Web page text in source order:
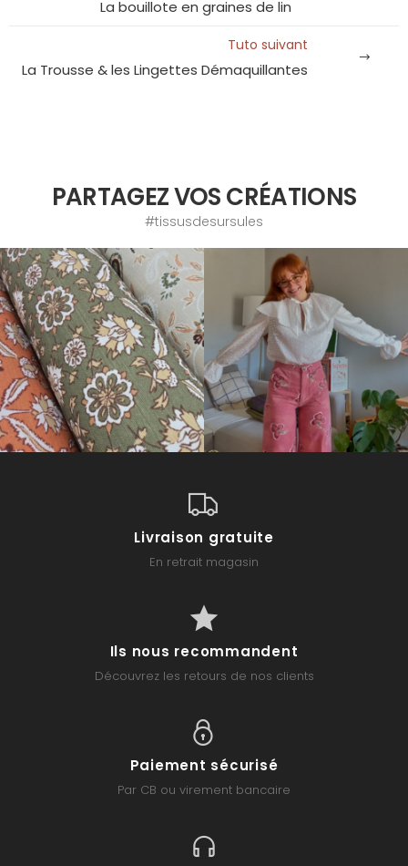
La bouillote en graines de lin
Tuto suivant
La Trousse & les Lingettes Démaquillantes
PARTAGEZ VOS CRÉATIONS
#tissusdesursules
Livraison gratuite
En retrait magasin
Ils nous recommandent
Découvrez les retours de nos clients
Paiement sécurisé
Par CB ou virement bancaire